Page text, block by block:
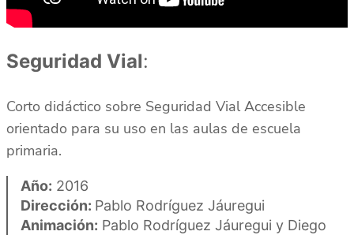
Seguridad Vial:
Corto didáctico sobre Seguridad Vial Accesible
orientado para su uso en las aulas de escuela
primaria.
Año: 2016
Dirección: Pablo Rodríguez Jáuregui
Animación: Pablo Rodríguez Jáuregui y Diego